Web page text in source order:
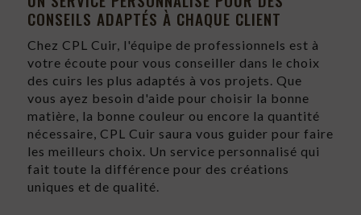
CONSEILS ADAPTÉS À CHAQUE CLIENT
Chez CPL Cuir, l'équipe de professionnels est à
votre écoute pour vous conseiller dans le choix
des cuirs les plus adaptés à vos projets. Que
vous ayez besoin d'aide pour choisir la bonne
matière, la bonne couleur ou encore la quantité
nécessaire, CPL Cuir saura vous guider pour faire
les meilleurs choix. Un service personnalisé qui
fait toute la différence pour des créations
uniques et de qualité.